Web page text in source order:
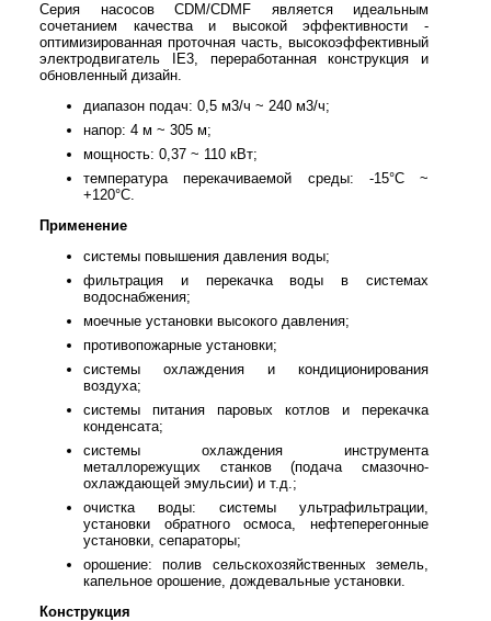
Серия насосов CDM/CDMF является идеальным
сочетанием качества и высокой эффективности -
оптимизированная проточная часть, высокоэффективный
электродвигатель IE3, переработанная конструкция и
обновленный дизайн.
диапазон подач: 0,5 м3/ч ~ 240 м3/ч;
напор: 4 м ~ 305 м;
мощность: 0,37 ~ 110 кВт;
температура перекачиваемой среды: -15°С ~
+120°С.
Применение
системы повышения давления воды;
фильтрация и перекачка воды в системах
водоснабжения;
моечные установки высокого давления;
противопожарные установки;
системы охлаждения и кондиционирования
воздуха;
системы питания паровых котлов и перекачка
конденсата;
системы охлаждения инструмента
металлорежущих станков (подача смазочно-
охлаждающей эмульсии) и т.д.;
очистка воды: системы ультрафильтрации,
установки обратного осмоса, нефтеперегонные
установки, сепараторы;
орошение: полив сельскохозяйственных земель,
капельное орошение, дождевальные установки.
Конструкция